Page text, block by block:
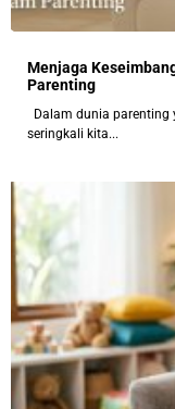
Menjaga
Parenting
Dalam dunia parenting
seringkali kita...